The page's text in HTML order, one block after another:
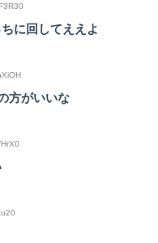
に回してええよ
方がいいな